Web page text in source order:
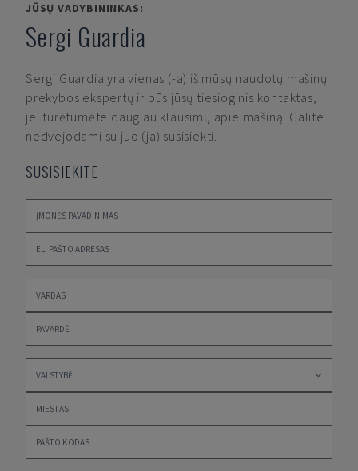
JŪSŲ VADYBININKAS:
Sergi Guardia
Sergi Guardia yra vienas (-a) iš mūsų naudotų mašinų
prekybos ekspertų ir būs jūsų tiesioginis kontaktas,
jei turėtumėte daugiau klausimų apie mašiną. Galite
nedvejodami su juo (ja) susisiekti.
SUSISIEKITE